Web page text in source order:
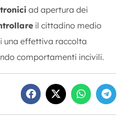
ad apertura dei
il cittadino medio
una effettiva raccolta
comportamenti incivili.